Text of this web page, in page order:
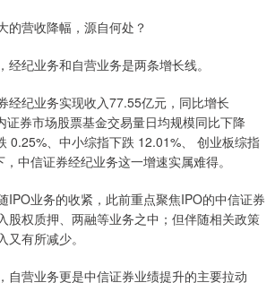
营收降幅，源自何处？
纪业务和自营业务是两条增长线。
纪业务实现收入77.55亿元，同比增长
证券市场股票基金交易量日均规模同比下降
0.25%、中小综指下跌 12.01%、 创业板综指
中信证券经纪业务这一增速实属难得。
业务的收紧，此前重点聚焦IPO的中信证券
股权质押、两融等业务之中；但伴随相关政策
有所减少。
营业务更是中信证券业绩提升的主要拉动